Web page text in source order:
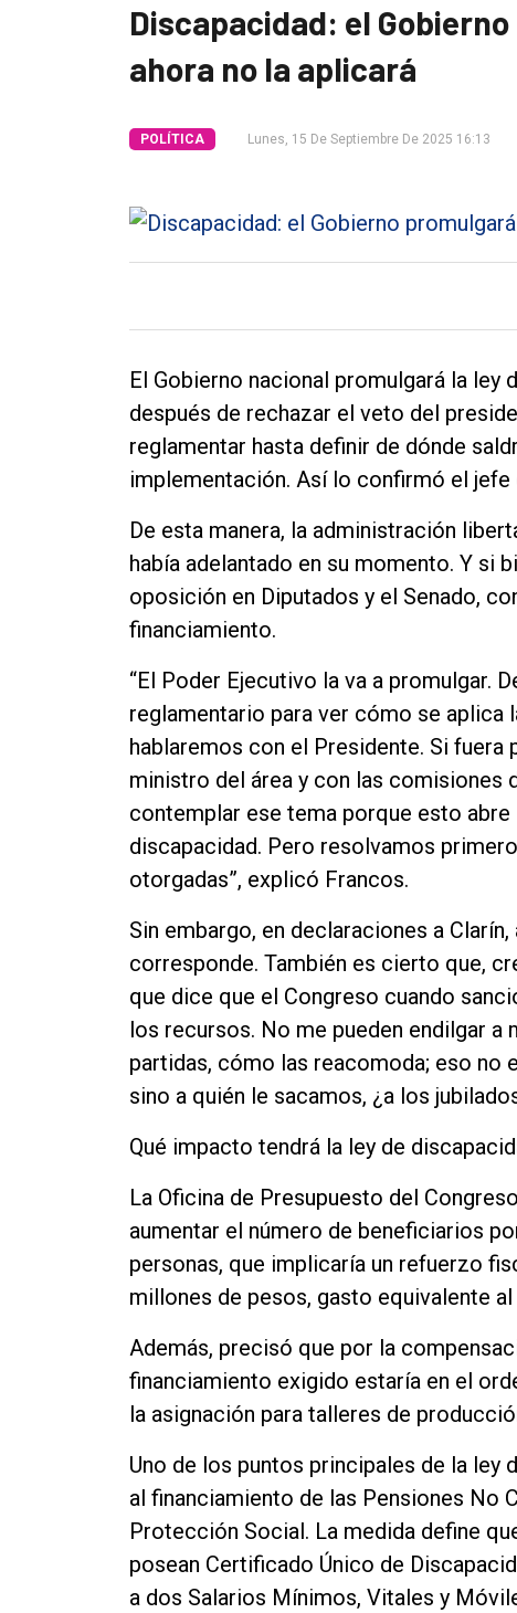
Tendencia
Nosotros
Contacto
Discapacidad: el
ahora no la aplicará
POLÍTICA Lunes, 15 De Septiembre De 2025 16:13
El Gobierno nacional promulgará la
después de rechazar el veto del
reglamentar hasta definir de dónde
implementación. Así lo confirmó el jefe
De esta manera, la administración
había adelantado en su momento. Y si
oposición en Diputados y el Senado,
financiamiento.
“El Poder Ejecutivo la va a promulgar.
reglamentario para ver cómo se
hablaremos con el Presidente. Si
ministro del área y con las comisiones
contemplar ese tema porque esto abre
discapacidad. Pero resolvamos
otorgadas”, explicó Francos.
Sin embargo, en declaraciones a
corresponde. También es cierto que,
que dice que el Congreso cuando
los recursos. No me pueden endilgar a
partidas, cómo las reacomoda; eso no
sino a quién le sacamos, ¿a los
Qué impacto tendrá la ley de
La Oficina de Presupuesto del
aumentar el número de beneficiarios
personas, que implicaría un refuerzo
millones de pesos, gasto equivalente al
Además, precisó que por la
financiamiento exigido estaría en el
la asignación para talleres de
Uno de los puntos principales de la ley
al financiamiento de las Pensiones No
Protección Social. La medida define
posean Certificado Único de
a dos Salarios Mínimos, Vitales y